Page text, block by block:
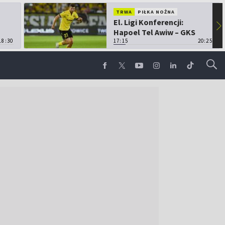
TRWA PIŁKA NOŻNA
El. Ligi Konferencji:
Hapoel Tel Awiw – GKS
Katowice
17:15 20:25
▶